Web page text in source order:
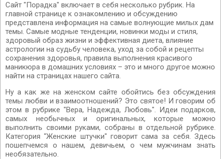
Сайт "Порадка" включает в себя несколько рубрик. На
главной странице к ознакомлению и обсуждению
представлена информация на самые волнующие милых дам
темы. Самые модные тенденции, новинки моды и стиля,
здоровый образ жизни и эффективная диета, влияние
астрологии на судьбу человека, уход за собой и рецепты
сохранения здоровья, правила выполнения красивого
маникюра в домашних условиях – это и много другое можно
найти на страницах нашего сайта.
Ну а как же на женском сайте обойтись без обсуждения
темы любви и взаимоотношений? Это святое! И говорим об
этом в рубрике "Вера, Надежда, Любовь". Идеи подарков,
самых необычных и оригинальных, которые можно
выполнить своими руками, собраны в отдельной рубрике.
Категория "Женские штучки" говорит сама за себя. Здесь
пошепчемся о нашем, девичьем, о чем мужчинам знать
необязательно.